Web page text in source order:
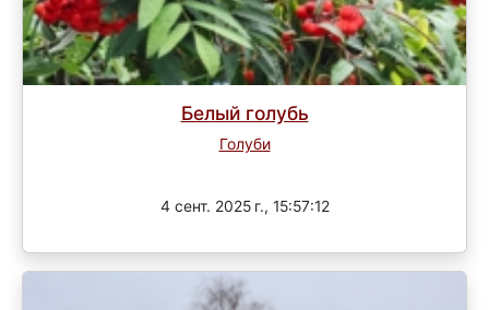
Белый голубь
Голуби
4 сент. 2025 г., 15:57:12